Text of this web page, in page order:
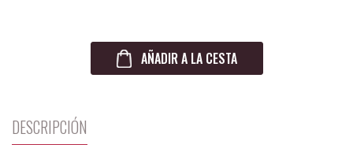
DESCRIPCIÓN
AÑADIR A LA CESTA